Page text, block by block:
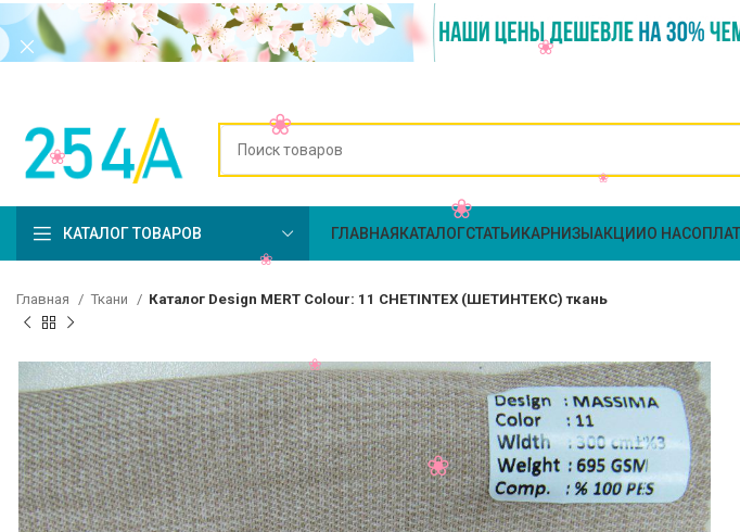
КАТАЛОГ ТОВАРОВ ГЛАВНАЯ КАТАЛОГСТАТЬИ КАРНИЗЫ АКЦИИ О НАС
Главная Ткани Каталог Design MERT Colour: 11 CHETINTEX (ШЕТИНТЕКС) ткань